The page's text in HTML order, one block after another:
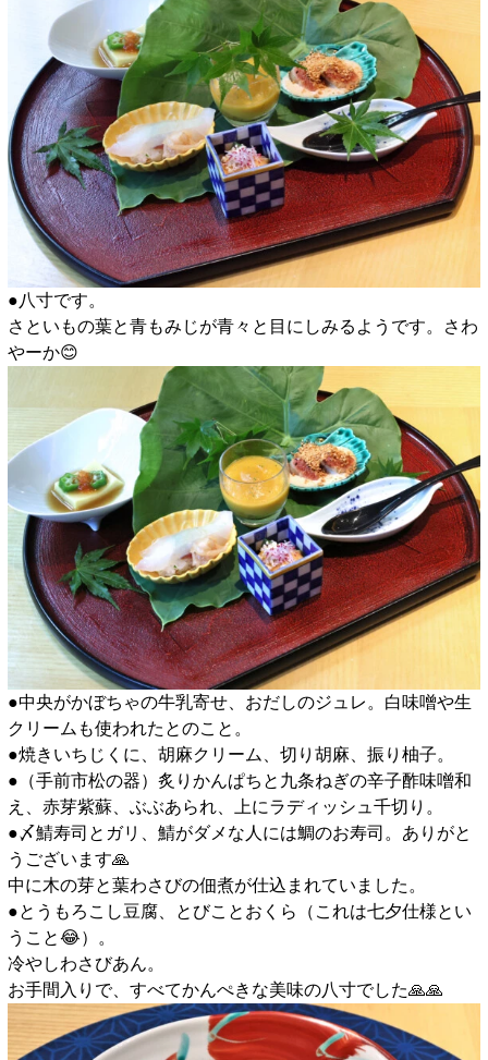
●八寸です。
さといもの葉と青もみじが青々と目にしみるようです。さわ
やーか😊
●中央がかぼちゃの牛乳寄せ、おだしのジュレ。白味噌や生
クリームも使われたとのこと。
●焼きいちじくに、胡麻クリーム、切り胡麻、振り柚子。
●（手前市松の器）炙りかんぱちと九条ねぎの辛子酢味噌和
え、赤芽紫蘇、ぶぶあられ、上にラディッシュ千切り。
●〆鯖寿司とガリ、鯖がダメな人には鯛のお寿司。ありがと
うございます🙏
中に木の芽と葉わさびの佃煮が仕込まれていました。
●とうもろこし豆腐、とびことおくら（これは七夕仕様とい
うこと😂）。
冷やしわさびあん。
お手間入りで、すべてかんぺきな美味の八寸でした🙏🙏